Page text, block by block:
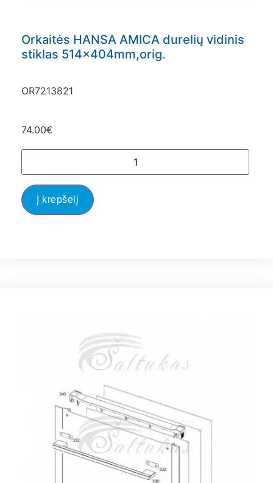
Orkaitės HANSA AMICA durelių vidinis
stiklas 514x404mm,orig.
OR7213821
74.00€
Į krepšelį